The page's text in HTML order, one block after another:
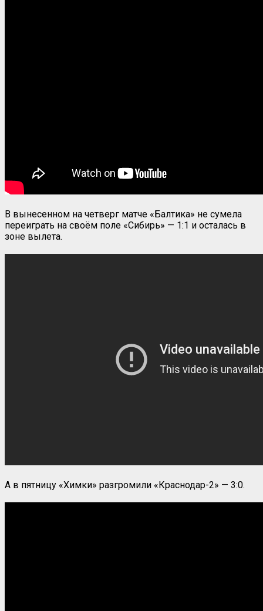
В вынесенном на четверг матче «Балтика» не сумела
переиграть на своём поле «Сибирь» — 1:1 и осталась в
зоне вылета.
А в пятницу «Химки» разгромили «Краснодар-2» — 3:0.